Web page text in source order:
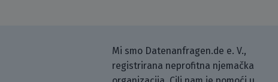
Mi smo Datenanfragen.de e. V.,
registrirana neprofitna njemačka